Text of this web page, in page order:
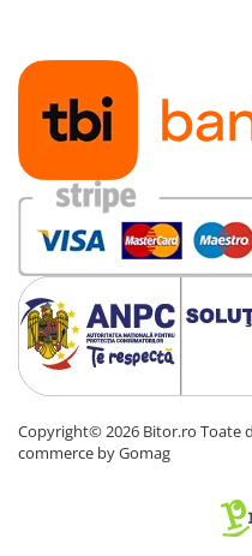
Copyright© 2026 Bitor.ro Toate
commerce by Gomag